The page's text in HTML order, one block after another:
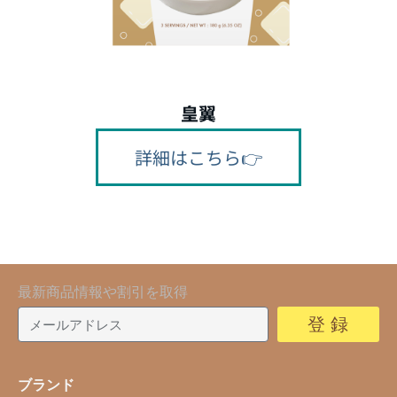
皇翼
詳細はこちら👉
最新商品情報や割引を取得
登 録
ブランド